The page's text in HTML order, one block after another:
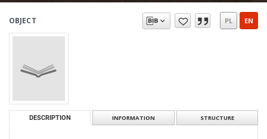
OBJECT PL EN
DESCRIPTION INFORMATION STRUCTURE